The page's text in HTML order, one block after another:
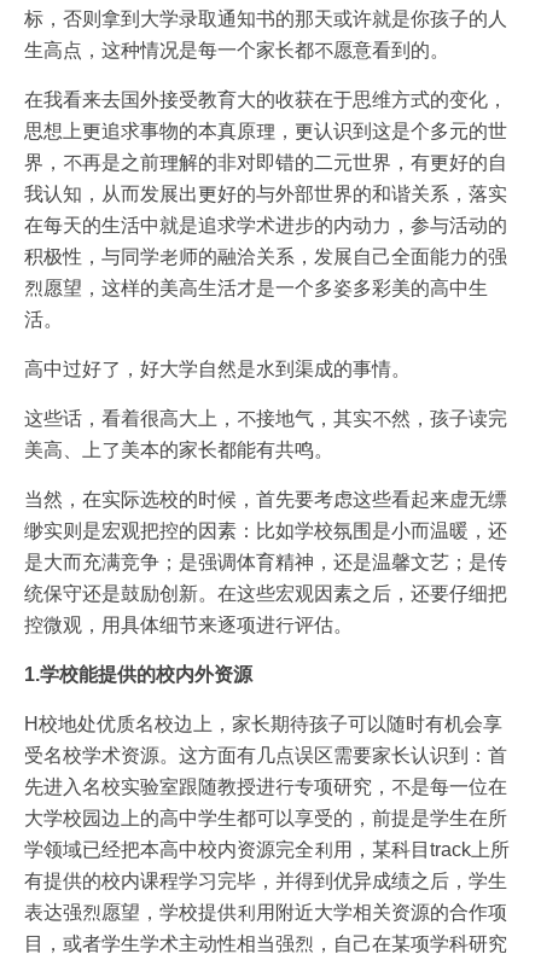
标，否则拿到大学录取通知书的那天或许就是你孩子的人
生高点，这种情况是每一个家长都不愿意看到的。
在我看来去国外接受教育大的收获在于思维方式的变化，
思想上更追求事物的本真原理，更认识到这是个多元的世
界，不再是之前理解的非对即错的二元世界，有更好的自
我认知，从而发展出更好的与外部世界的和谐关系，落实
在每天的生活中就是追求学术进步的内动力，参与活动的
积极性，与同学老师的融洽关系，发展自己全面能力的强
烈愿望，这样的美高生活才是一个多姿多彩美的高中生
活。
高中过好了，好大学自然是水到渠成的事情。
这些话，看着很高大上，不接地气，其实不然，孩子读完
美高、上了美本的家长都能有共鸣。
当然，在实际选校的时候，首先要考虑这些看起来虚无缥
缈实则是宏观把控的因素：比如学校氛围是小而温暖，还
是大而充满竞争；是强调体育精神，还是温馨文艺；是传
统保守还是鼓励创新。在这些宏观因素之后，还要仔细把
控微观，用具体细节来逐项进行评估。
1.学校能提供的校内外资源
H校地处优质名校边上，家长期待孩子可以随时有机会享
受名校学术资源。这方面有几点误区需要家长认识到：首
先进入名校实验室跟随教授进行专项研究，不是每一位在
大学校园边上的高中学生都可以享受的，前提是学生在所
学领域已经把本高中校内资源完全利用，某科目track上所
有提供的校内课程学习完毕，并得到优异成绩之后，学生
表达强烈愿望，学校提供利用附近大学相关资源的合作项
目，或者学生学术主动性相当强烈，自己在某项学科研究